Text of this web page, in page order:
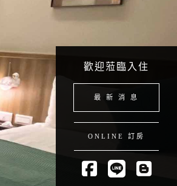
歡迎蒞臨入住
最 新 消 息
ONLINE 訂房